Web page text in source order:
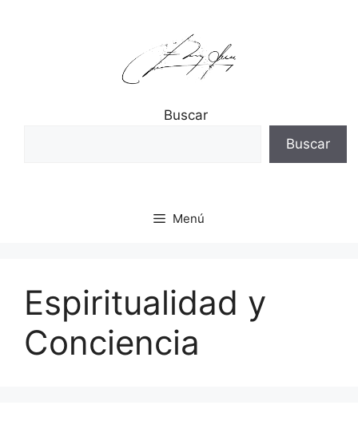
Buscar
Buscar
Menú
Espiritualidad y
Conciencia